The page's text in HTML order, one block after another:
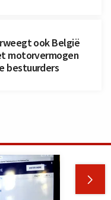
ook België
motorvermogen
bestuurders
